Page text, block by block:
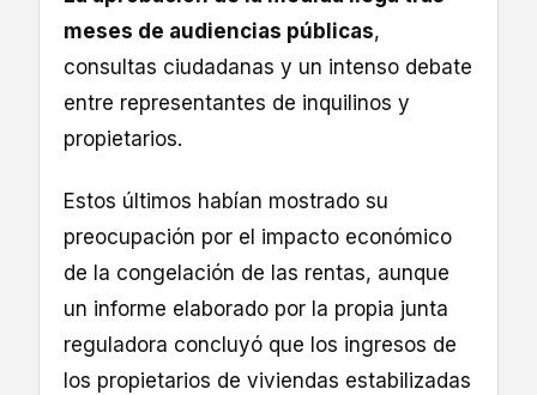
meses de audiencias públicas,
consultas ciudadanas y un intenso debate
entre representantes de inquilinos y
propietarios.
Estos últimos habían mostrado su
preocupación por el impacto económico
de la congelación de las rentas, aunque
un informe elaborado por la propia junta
reguladora concluyó que los ingresos de
los propietarios de viviendas estabilizadas